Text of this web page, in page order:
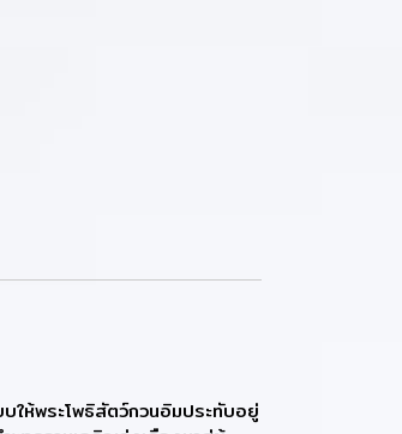
ห้พระโพธิสัตว์กวนอิมประทับอยู่